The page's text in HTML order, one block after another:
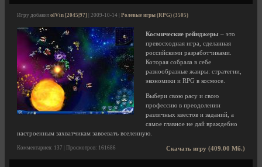
Игру добавил olVin [2045|97] | 2009-10-14 | Ролевые игры (RPG) (3505)
Космические рейнджеры – это
превосходная игра, сделанная
российскими разработчиками.
Которая собрала в себе
разнообразные жанры: стратегии,
экономики и RPG в космосе.
Выбери свою расу и свою
профессию в преодолении
различных квестов и заданий, а
самое главное не дай враждебно
настроенным захватчикам завоевать вселенную.
Скачать игру (409.00 Мб.)
Комментариев: 137 | Просмотров: 161686